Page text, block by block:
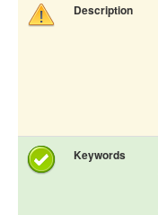
Description
Keywords